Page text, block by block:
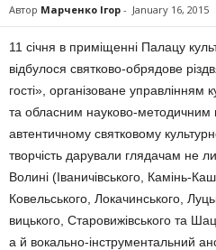
Автор Марченко Ігор - January 16, 2015
11 січня в приміщенні Па­лацу
відбулося свят­ково-обрядове
гості», організоване управлінням
та обласним науково-мето­дичним
автентичному святковому
творчість дарува­ли глядачам не
Волині (Іва­ничівського, Камінь-
Кове­льського, Локачинського,
вицького, Старо­вижівсь­кого та
а й вокально-інструментальний